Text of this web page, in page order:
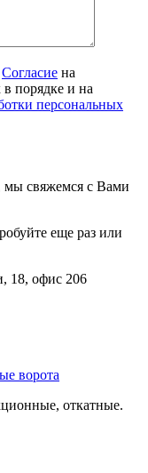
Согласие на
порядке и на
персональных
мы свяжемся с Вами
еще раз или
18, офис 206
ворота
откатные.